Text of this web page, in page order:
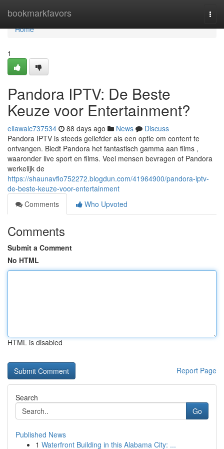
bookmarkfavors
Home
Home
1
Pandora IPTV: De Beste
Keuze voor Entertainment?
ellawalc737534 88 days ago News
Discuss
Pandora IPTV is steeds geliefder als een optie om content te
ontvangen. Biedt Pandora het fantastisch gamma aan films ,
waaronder live sport en films. Veel mensen bevragen of Pandora
werkelijk de
https://shaunavflo752272.blogdun.com/41964900/pandora-iptv-
de-beste-keuze-voor-entertainment
Comments
Who Upvoted
Comments
Submit a Comment
No HTML
HTML is disabled
Report Page
Search
Go
Published News
1 Waterfront Building in this Alabama City: ...